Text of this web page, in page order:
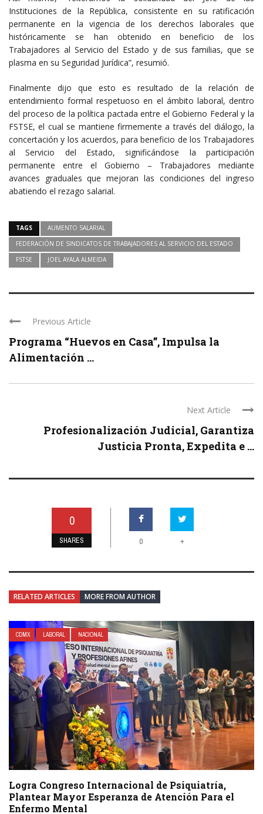
Instituciones de la República, consistente en su ratificación
permanente en la vigencia de los derechos laborales que
históricamente se han obtenido en beneficio de los
Trabajadores al Servicio del Estado y de sus familias, que se
plasma en su Seguridad Jurídica”, resumió.
Finalmente dijo que esto es resultado de la relación de
entendimiento formal respetuoso en el ámbito laboral, dentro
del proceso de la política pactada entre el Gobierno Federal y la
FSTSE, el cual se mantiene firmemente a través del diálogo, la
concertación y los acuerdos, para beneficio de los Trabajadores
al Servicio del Estado, significándose la participación
permanente entre el Gobierno – Trabajadores mediante
avances graduales que mejoran las condiciones del ingreso
abatiendo el rezago salarial.
TAGS
AUMENTO SALARIAL
FEDERACIÓN DE SINDICATOS DE TRABAJADORES AL SERVICIO DEL ESTADO
FSTSE
JOEL AYALA ALMEIDA
Previous Article
Programa “Huevos en Casa”, Impulsa la
Alimentación ...
Next Article
Profesionalización Judicial, Garantiza
Justicia Pronta, Expedita e ...
0
SHARES 0 +
RELATED ARTICLES MORE FROM AUTHOR
CDMX LABORAL NACIONAL
Logra Congreso Internacional de Psiquiatría,
Plantear Mayor Esperanza de Atención Para el
Enfermo Mental